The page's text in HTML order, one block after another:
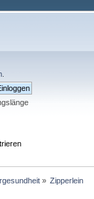
» Zipperlein